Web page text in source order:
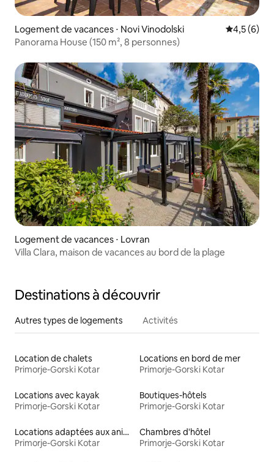
Logement de vacances ⋅ Novi Vinodolski Évaluation
4,5 (6)
Panorama House (150 m², 8 personnes)
Logement de vacances ⋅ Lovran
Villa Clara, maison de vacances au bord de la plage
Destinations à découvrir
Autres types de logements Activités
Location de chalets
Primorje-Gorski Kotar
Locations en bord de mer
Primorje-Gorski Kotar
Locations avec kayak
Primorje-Gorski Kotar
Boutiques-hôtels
Primorje-Gorski Kotar
Locations adaptées aux animaux
Primorje-Gorski Kotar
Chambres d'hôtel
Primorje-Gorski Kotar